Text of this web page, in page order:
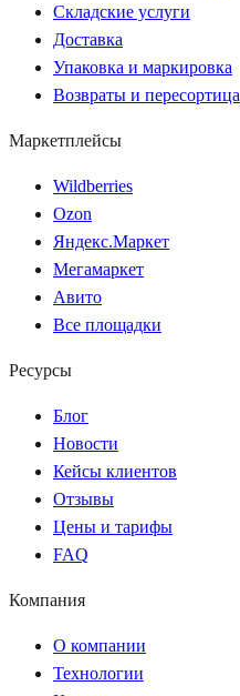
Складские услуги
Доставка
Упаковка и маркировка
Возвраты и пересортица
Маркетплейсы
Wildberries
Ozon
Яндекс.Маркет
Мегамаркет
Авито
Все площадки
Ресурсы
Блог
Новости
Кейсы клиентов
Отзывы
Цены и тарифы
FAQ
Компания
О компании
Технологии